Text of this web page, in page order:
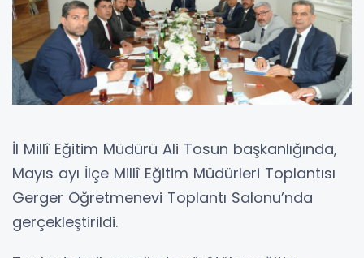
İl Millî Eğitim Müdürü Ali Tosun başkanlığında,
Mayıs ayı İlçe Millî Eğitim Müdürleri Toplantısı
Gerger Öğretmenevi Toplantı Salonu’nda
gerçekleştirildi.